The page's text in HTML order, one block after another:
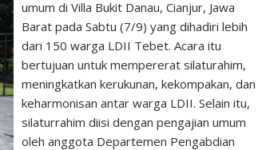
umum di Villa Bukit Danau, Cianjur, Jawa
Barat pada Sabtu (7/9) yang dihadiri lebih
dari 150 warga LDII Tebet. Acara itu
bertujuan untuk mempererat silaturahim,
meningkatkan kerukunan, kekompakan, dan
keharmonisan antar warga LDII. Selain itu,
silaturrahim diisi dengan pengajian umum
oleh anggota Departemen Pengabdian